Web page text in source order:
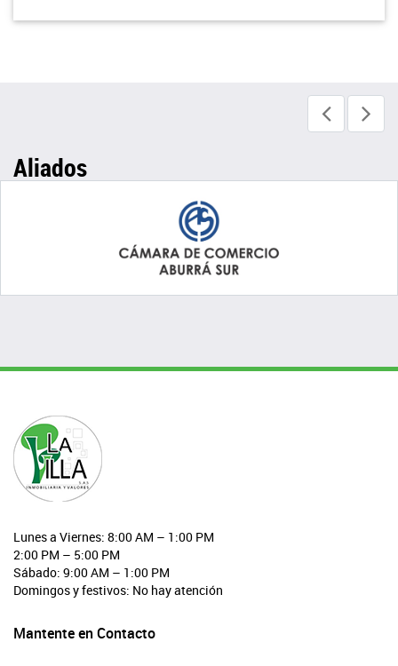
Aliados
Lunes a Viernes: 8:00 AM – 1:00 PM
2:00 PM – 5:00 PM
Sábado: 9:00 AM – 1:00 PM
Domingos y festivos: No hay atención
Mantente en Contacto